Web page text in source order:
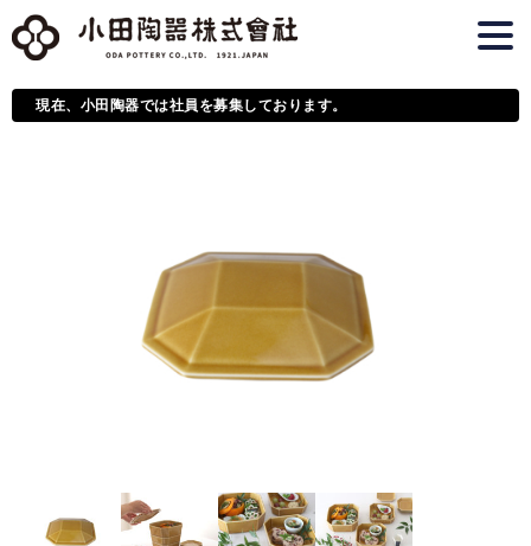
現在、小田陶器では社員を募集しております。